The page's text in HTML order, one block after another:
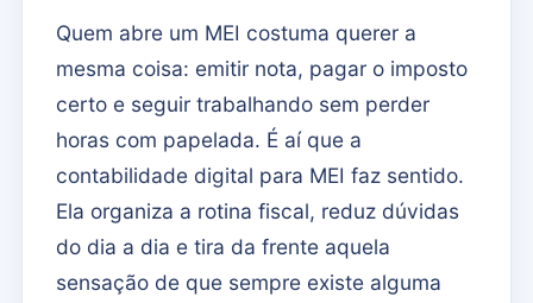
Quem abre um MEI costuma querer a
mesma coisa: emitir nota, pagar o imposto
certo e seguir trabalhando sem perder
horas com papelada. É aí que a
contabilidade digital para MEI faz sentido.
Ela organiza a rotina fiscal, reduz dúvidas
do dia a dia e tira da frente aquela
sensação de que sempre existe alguma